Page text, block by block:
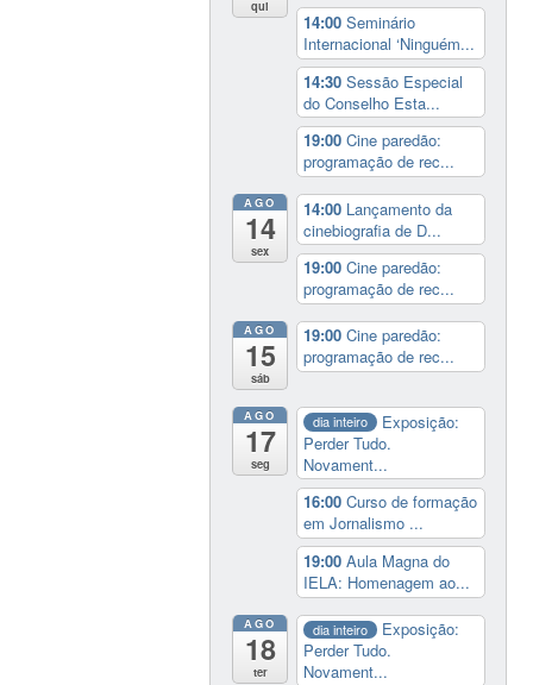
qui
14:00Seminário
Internacional ‘Ninguém...
14:30Sessão Especial
do Conselho Esta...
19:00Cine paredão:
programação de rec...
AGO
14
sex
14:00 Lançamento da
cinebiografia de D...
19:00Cine paredão:
programação de rec...
AGO
15
sáb
19:00Cine paredão:
programação de rec...
AGO
17
seg
dia inteiro
Exposição:
Perder Tudo.
Novament...
16:00Curso de formação
em Jornalismo ...
19:00Aula Magna do
IELA: Homenagem ao...
AGO
18
ter
dia inteiro
Exposição:
Perder Tudo.
Novament...